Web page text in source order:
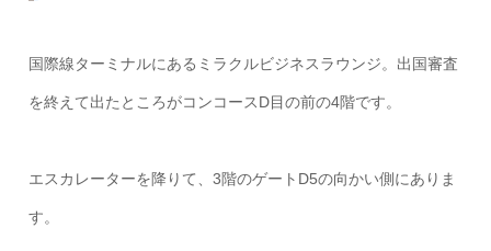
国際線ターミナルにあるミラクルビジネスラウンジ。出国審査
を終えて出たところがコンコースD目の前の4階です。
エスカレーターを降りて、3階のゲートD5の向かい側にありま
す。